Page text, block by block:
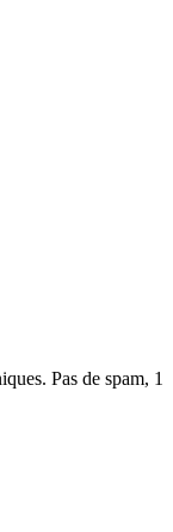
Pas de spam, 1